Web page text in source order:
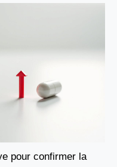
pour confirmer la